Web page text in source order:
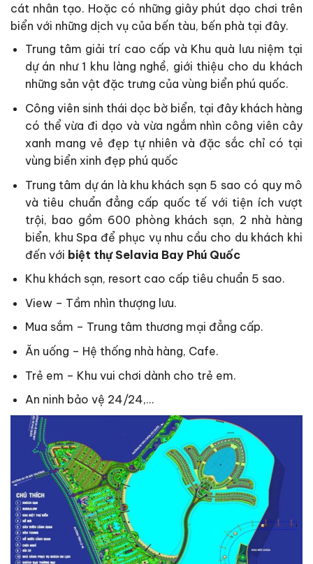
cát nhân tạo. Hoặc có những giây phút dạo chơi trên
biển với những dịch vụ của bến tàu, bến phà tại đây.
Trung tâm giải trí cao cấp và Khu quà lưu niệm tại
dự án như 1 khu làng nghề, giới thiệu cho du khách
những sản vật đặc trưng của vùng biển phú quốc.
Công viên sinh thái dọc bờ biển, tại đây khách hàng
có thể vừa đi dạo và vừa ngắm nhìn công viên cây
xanh mang vẻ đẹp tự nhiên và đặc sắc chỉ có tại
vùng biển xinh đẹp phú quốc
Trung tâm dự án là khu khách sạn 5 sao có quy mô
và tiêu chuẩn đẳng cấp quốc tế với tiện ích vượt
trội, bao gồm 600 phòng khách sạn, 2 nhà hàng
biển, khu Spa để phục vụ nhu cầu cho du khách khi
đến với biệt thự Selavia Bay Phú Quốc
Khu khách sạn, resort cao cấp tiêu chuẩn 5 sao.
View – Tầm nhìn thượng lưu.
Mua sắm – Trung tâm thương mại đẳng cấp.
Ăn uống – Hệ thống nhà hàng, Cafe.
Trẻ em – Khu vui chơi dành cho trẻ em.
An ninh bảo vệ 24/24,…